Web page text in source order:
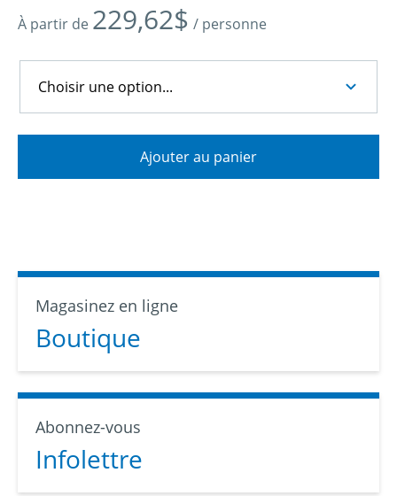
À partir de 229,62$ / personne
Ajouter au panier
Magasinez en ligne
Boutique
Abonnez-vous
Infolettre